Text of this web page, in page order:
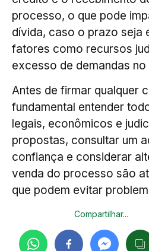
processo, o que pode
dívida, caso o prazo seja
fatores como recursos
excesso de demandas
Antes de firmar qualquer
fundamental entender
legais, econômicos e
propostas, consultar um
confiança e considerar
venda do processo são
que podem evitar
Compartilhar...